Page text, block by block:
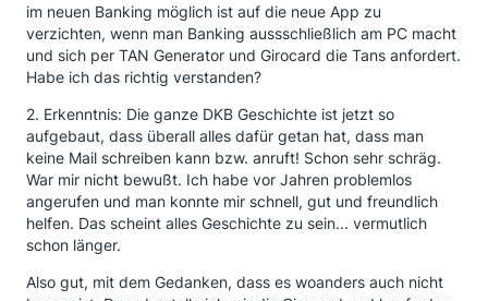
im neuen Banking möglich ist auf die neue App zu
verzichten, wenn man Banking aussschließlich am PC macht
und sich per TAN Generator und Girocard die Tans anfordert.
Habe ich das richtig verstanden?
2. Erkenntnis: Die ganze DKB Geschichte ist jetzt so
aufgebaut, dass überall alles dafür getan hat, dass man
keine Mail schreiben kann bzw. anruft! Schon sehr schräg.
War mir nicht bewußt. Ich habe vor Jahren problemlos
angerufen und man konnte mir schnell, gut und freundlich
helfen. Das scheint alles Geschichte zu sein... vermutlich
schon länger.
Also gut, mit dem Gedanken, dass es woanders auch nicht